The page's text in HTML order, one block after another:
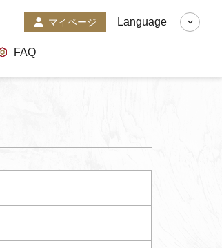
マイページ
FAQ
Language